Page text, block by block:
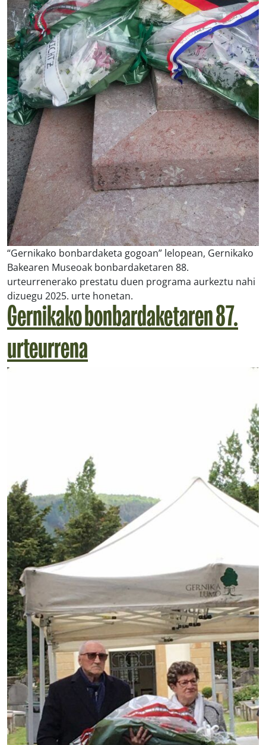
“Gernikako bonbardaketa gogoan” lelopean, Gernikako
Bakearen Museoak bonbardaketaren 88.
urteurrenerako prestatu duen programa aurkeztu nahi
dizuegu 2025. urte honetan.
Gernikako bonbardaketaren 87.
urteurrena